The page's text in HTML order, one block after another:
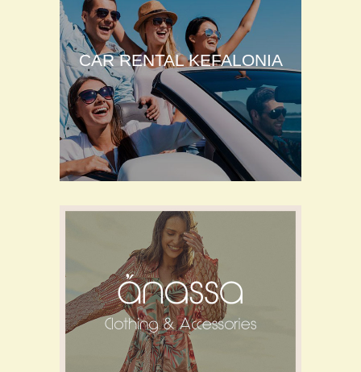
CAR RENTAL KEFALONIA